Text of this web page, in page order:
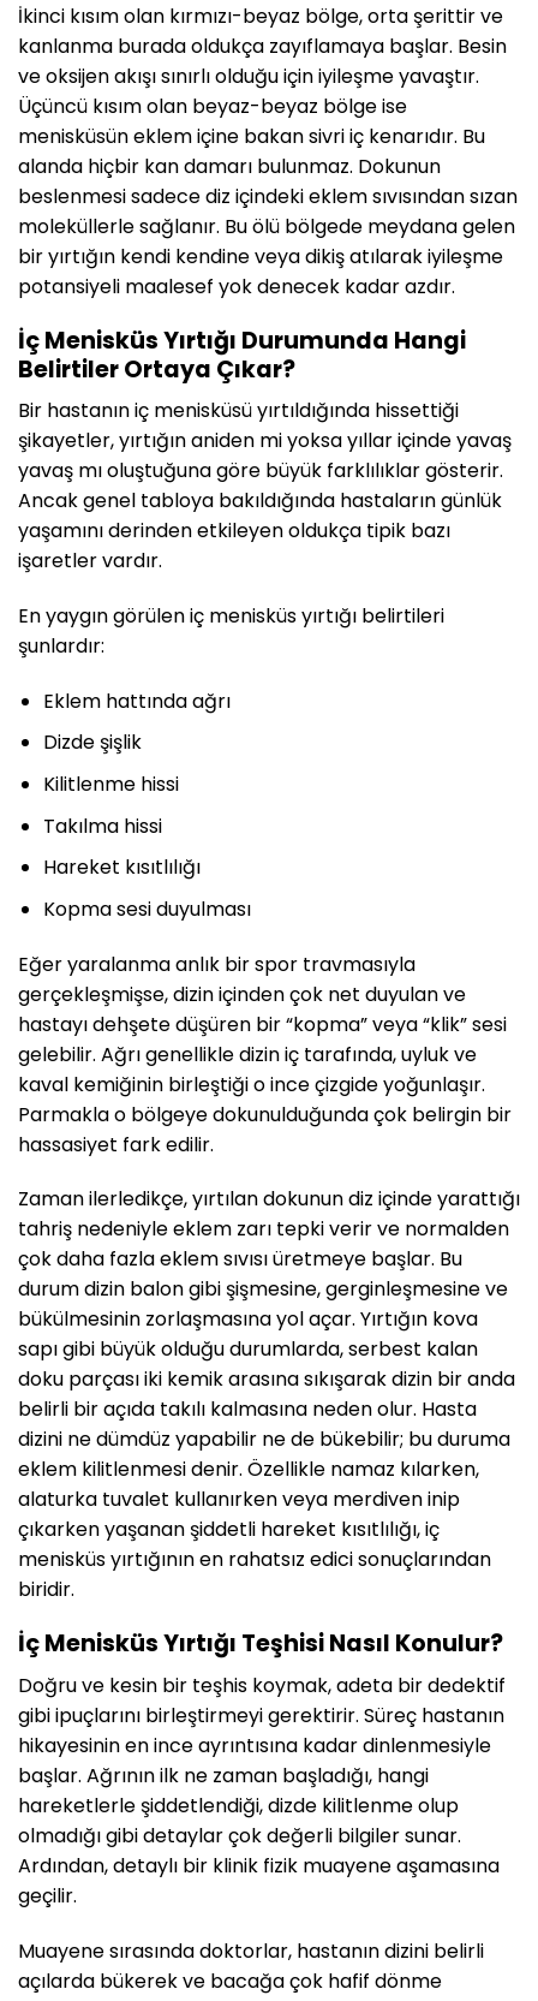
İkinci kısım olan kırmızı-beyaz bölge, orta şerittir ve
kanlanma burada oldukça zayıflamaya başlar. Besin
ve oksijen akışı sınırlı olduğu için iyileşme yavaştır.
Üçüncü kısım olan beyaz-beyaz bölge ise
menisküsün eklem içine bakan sivri iç kenarıdır. Bu
alanda hiçbir kan damarı bulunmaz. Dokunun
beslenmesi sadece diz içindeki eklem sıvısından sızan
moleküllerle sağlanır. Bu ölü bölgede meydana gelen
bir yırtığın kendi kendine veya dikiş atılarak iyileşme
potansiyeli maalesef yok denecek kadar azdır.
İç Menisküs Yırtığı Durumunda Hangi
Belirtiler Ortaya Çıkar?
Bir hastanın iç menisküsü yırtıldığında hissettiği
şikayetler, yırtığın aniden mi yoksa yıllar içinde yavaş
yavaş mı oluştuğuna göre büyük farklılıklar gösterir.
Ancak genel tabloya bakıldığında hastaların günlük
yaşamını derinden etkileyen oldukça tipik bazı
işaretler vardır.
En yaygın görülen iç menisküs yırtığı belirtileri
şunlardır:
Eklem hattında ağrı
Dizde şişlik
Kilitlenme hissi
Takılma hissi
Hareket kısıtlılığı
Kopma sesi duyulması
Eğer yaralanma anlık bir spor travmasıyla
gerçekleşmişse, dizin içinden çok net duyulan ve
hastayı dehşete düşüren bir “kopma” veya “klik” sesi
gelebilir. Ağrı genellikle dizin iç tarafında, uyluk ve
kaval kemiğinin birleştiği o ince çizgide yoğunlaşır.
Parmakla o bölgeye dokunulduğunda çok belirgin bir
hassasiyet fark edilir.
Zaman ilerledikçe, yırtılan dokunun diz içinde yarattığı
tahriş nedeniyle eklem zarı tepki verir ve normalden
çok daha fazla eklem sıvısı üretmeye başlar. Bu
durum dizin balon gibi şişmesine, gerginleşmesine ve
bükülmesinin zorlaşmasına yol açar. Yırtığın kova
sapı gibi büyük olduğu durumlarda, serbest kalan
doku parçası iki kemik arasına sıkışarak dizin bir anda
belirli bir açıda takılı kalmasına neden olur. Hasta
dizini ne dümdüz yapabilir ne de bükebilir; bu duruma
eklem kilitlenmesi denir. Özellikle namaz kılarken,
alaturka tuvalet kullanırken veya merdiven inip
çıkarken yaşanan şiddetli hareket kısıtlılığı, iç
menisküs yırtığının en rahatsız edici sonuçlarından
biridir.
İç Menisküs Yırtığı Teşhisi Nasıl Konulur?
Doğru ve kesin bir teşhis koymak, adeta bir dedektif
gibi ipuçlarını birleştirmeyi gerektirir. Süreç hastanın
hikayesinin en ince ayrıntısına kadar dinlenmesiyle
başlar. Ağrının ilk ne zaman başladığı, hangi
hareketlerle şiddetlendiği, dizde kilitlenme olup
olmadığı gibi detaylar çok değerli bilgiler sunar.
Ardından, detaylı bir klinik fizik muayene aşamasına
geçilir.
Muayene sırasında doktorlar, hastanın dizini belirli
açılarda bükerek ve bacağa çok hafif dönme